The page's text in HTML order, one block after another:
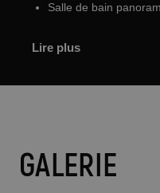
Salle de bain
Lire plus
GALERIE